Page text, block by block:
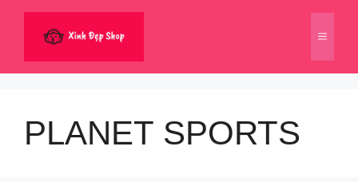
dung
Menu
PLANET SPORTS